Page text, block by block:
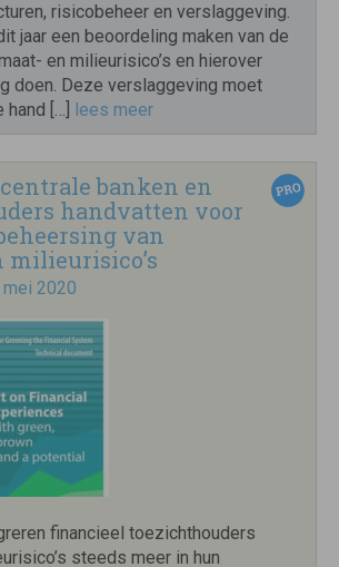
risicobeheer en verslaggeving.
jaar een beoordeling maken van de
en milieurisico’s en hierover
doen. Deze verslaggeving moet
hand […] lees meer
centrale banken en
handvatten voor
van
2020
financieel toezichthouders
steeds meer in hun